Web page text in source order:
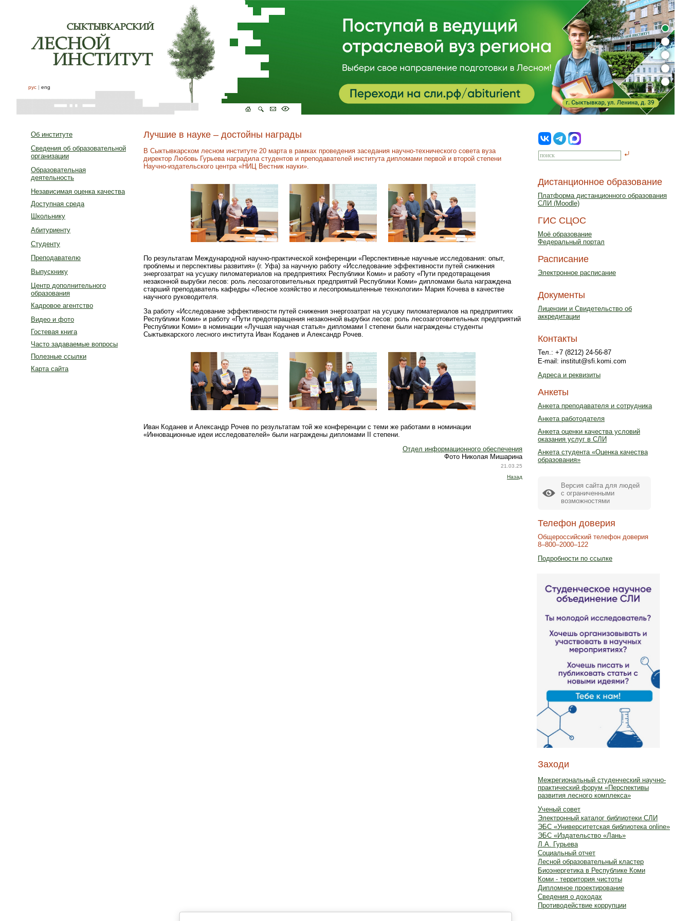
рус | eng
Об институте
Сведения об образовательной
организации
Образовательная
деятельность
Независимая оценка качества
Доступная среда
Школьнику
Абитуриенту
Студенту
Преподавателю
Выпускнику
Центр дополнительного
образования
Кадровое агентство
Видео и фото
Гостевая книга
Часто задаваемые вопросы
Полезные ссылки
Карта сайта
Лучшие в науке – достойны награды
В Сыктывкарском лесном институте 20 марта в рамках проведения заседания научно-технического совета вуза
директор Любовь Гурьева наградила студентов и преподавателей института дипломами первой и второй степени
Научно-издательского центра «НИЦ Вестник науки».
По результатам Международной научно-практической конференции «Перспективные научные исследования: опыт,
проблемы и перспективы развития» (г. Уфа) за научную работу «Исследование эффективности путей снижения
энергозатрат на усушку пиломатериалов на предприятиях Республики Коми» и работу «Пути предотвращения
незаконной вырубки лесов: роль лесозаготовительных предприятий Республики Коми» дипломами была награждена
старший преподаватель кафедры «Лесное хозяйство и лесопромышленные технологии» Мария Кочева в качестве
научного руководителя.
За работу «Исследование эффективности путей снижения энергозатрат на усушку пиломатериалов на предприятиях
Республики Коми» и работу «Пути предотвращения незаконной вырубки лесов: роль лесозаготовительных предприятий
Республики Коми» в номинации «Лучшая научная статья» дипломами I степени были награждены студенты
Сыктывкарского лесного института Иван Коданев и Александр Рочев.
Иван Коданев и Александр Рочев по результатам той же конференции с теми же работами в номинации
«Инновационные идеи исследователей» были награждены дипломами II степени.
Отдел информационного обеспечения
Фото Николая Мишарина
21.03.25
Назад
Дистанционное образование
Платформа дистанционного образования
СЛИ (Moodle)
ГИС СЦОС
Моё образование
Федеральный портал
Расписание
Электронное расписание
Документы
Лицензии и Свидетельство об
аккредитации
Контакты
Тел.: +7 (8212) 24-56-87
E-mail: institut@sfi.komi.com
Адреса и реквизиты
Анкеты
Анкета преподавателя и сотрудника
Анкета работодателя
Анкета оценки качества условий
оказания услуг в СЛИ
Анкета студента «Оценка качества
образования»
Версия сайта для людей
с ограниченными
возможностями
Телефон доверия
Общероссийский телефон доверия
8–800–2000–122
Подробности по ссылке
Заходи
Межрегиональный студенческий научно-
практический форум «Перспективы
развития лесного комплекса»
Ученый совет
Электронный каталог библиотеки СЛИ
ЭБС «Университетская библиотека online»
ЭБС «Издательство «Лань»
Л.А. Гурьева
Социальный отчет
Лесной образовательный кластер
Биоэнергетика в Республике Коми
Коми - территория чистоты
Дипломное проектирование
Сведения о доходах
Противодействие коррупции